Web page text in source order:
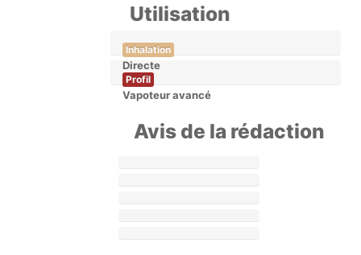
Utilisation
Inhalation
Directe
Profil
Vapoteur avancé
Avis de la rédaction